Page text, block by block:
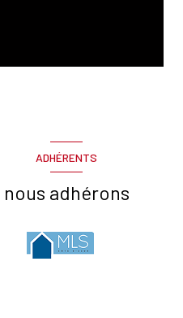
ADHÉRENTS
nous adhérons